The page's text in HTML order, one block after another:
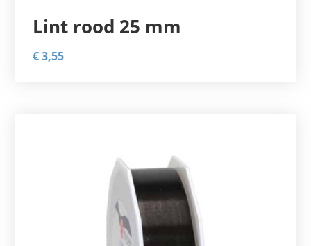
Lint rood 25 mm
€3,55